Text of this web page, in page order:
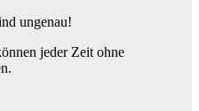
ungenau!
jeder Zeit ohne